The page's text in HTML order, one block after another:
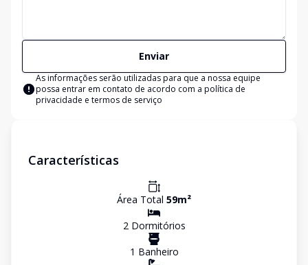
Enviar
As informações serão utilizadas para que a nossa equipe
possa entrar em contato de acordo com a política de
privacidade e termos de serviço
Características
Área Total 59m²
2Dormitórios
1 Banheiro